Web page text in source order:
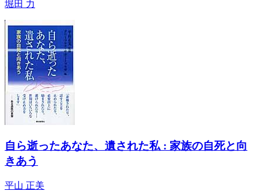
堀田 力
自ら逝ったあなた、遺された私 : 家族の自死と向
きあう
平山 正美